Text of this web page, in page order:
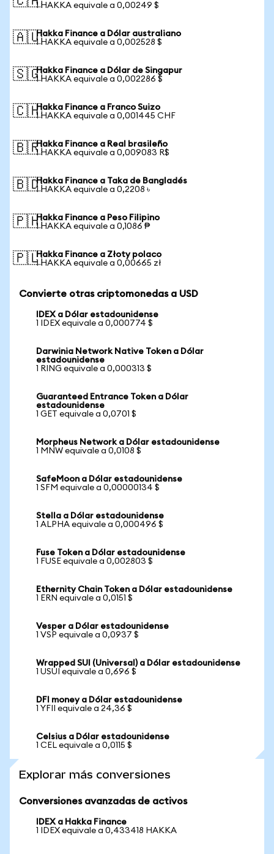
1 HAKKA equivale a 0,00249 $
🇦🇺Hakka Finance a Dólar australiano
1 HAKKA equivale a 0,002528 $
🇸🇬Hakka Finance a Dólar de Singapur
1 HAKKA equivale a 0,002286 $
🇨🇭Hakka Finance a Franco Suizo
1 HAKKA equivale a 0,001445 CHF
🇧🇷Hakka Finance a Real brasileño
1 HAKKA equivale a 0,009083 R$
🇧🇩Hakka Finance a Taka de Bangladés
1 HAKKA equivale a 0,2208 ৳
🇵🇭Hakka Finance a Peso Filipino
1 HAKKA equivale a 0,1086 ₱
🇵🇱Hakka Finance a Złoty polaco
1 HAKKA equivale a 0,00665 zł
Convierte otras criptomonedas a USD
IDEX a Dólar estadounidense
1 IDEX equivale a 0,000774 $
Darwinia Network Native Token a Dólar
estadounidense
1 RING equivale a 0,000313 $
Guaranteed Entrance Token a Dólar
estadounidense
1 GET equivale a 0,0701 $
Morpheus Network a Dólar estadounidense
1 MNW equivale a 0,0108 $
SafeMoon a Dólar estadounidense
1 SFM equivale a 0,00000134 $
Stella a Dólar estadounidense
1 ALPHA equivale a 0,000496 $
Fuse Token a Dólar estadounidense
1 FUSE equivale a 0,002803 $
Ethernity Chain Token a Dólar estadounidense
1 ERN equivale a 0,0151 $
Vesper a Dólar estadounidense
1 VSP equivale a 0,0937 $
Wrapped SUI (Universal) a Dólar estadounidense
1 USUI equivale a 0,696 $
DFI money a Dólar estadounidense
1 YFII equivale a 24,36 $
Celsius a Dólar estadounidense
1 CEL equivale a 0,0115 $
Explorar más conversiones
Conversiones avanzadas de activos
IDEX a Hakka Finance
1 IDEX equivale a 0,433418 HAKKA